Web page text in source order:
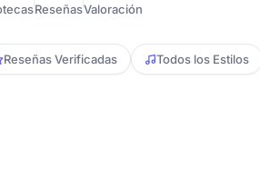
ReseñasValoración
Reseñas Verificadas Todos los Estilos